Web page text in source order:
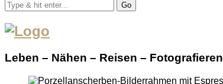
Go
Leben – Nähen – Reisen – Fotografieren